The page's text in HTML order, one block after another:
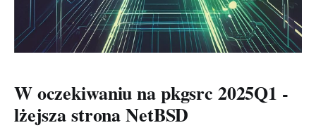
W oczekiwaniu na pkgsrc 2025Q1 -
lżejsza strona NetBSD